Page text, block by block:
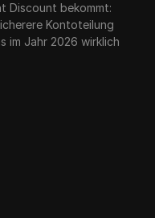
Discount bekommt:
Kontoteilung
im Jahr 2026 wirklich